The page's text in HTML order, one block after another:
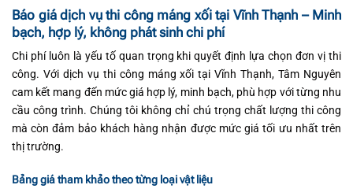
Báo giá dịch vụ thi công máng xối tại Vĩnh Thạnh – Minh
bạch, hợp lý, không phát sinh chi phí
Chi phí luôn là yếu tố quan trọng khi quyết định lựa chọn đơn vị thi
công. Với dịch vụ thi công máng xối tại Vĩnh Thạnh, Tâm Nguyên
cam kết mang đến mức giá hợp lý, minh bạch, phù hợp với từng nhu
cầu công trình. Chúng tôi không chỉ chú trọng chất lượng thi công
mà còn đảm bảo khách hàng nhận được mức giá tối ưu nhất trên
thị trường.
Bảng giá tham khảo theo từng loại vật liệu